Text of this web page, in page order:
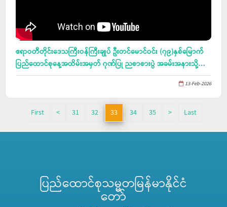
ဧရာဝတီတိုင်းဒေသကြီးဝန်ကြီးချုပ် ဦးတင်မောင်ဝင်း (၇၉)နှစ်မြောက်
ပြည်ထောင်စုနေ့အထိမ်းအမှတ် ဂုဏ်ပြု ညစာစားပွဲ အခမ်းအနားသို့
တက်ရောက်၊ မရဲ့အုန်းပင်စုကျေးရွာ တောင်သူ ဦးတင်အောင်သန်း၏ နွေ
စပါး ကန်သင်းဘောင်ပေါ်တွင် ဆန်ဖိုလာ နေကြာမျိုးများအား ကျင်း
စနစ်ဖြင့် စမ်းသပ် စိုက်ပျိုးခြင်း စံပြကွက်အား ကြည့်ရှု၊ ဖျာပုံမြို့နယ်၊
ကြက်ဖမွေးဇောင်း ကျွန်းပတ်တာ ကျုံကဒွန်း-အမာ လက်ယာမြောင်း
အပိုင်း (၂) တူးဖော်ခြင်းလုပ်ငန်းအား ကြည့်ရှုစစ်ဆေး၊ ဝါးချောင်းကျေးရွာ
(၉၀) (၁၅)ဧက စံပြကွက်အား ကြည့်ရှု
13-Feb-2026
First < 31 32 33 34 35 > Last
ပြည်ထောင်စုသမ္မတမြန်မာနိုင်ငံ
တော်